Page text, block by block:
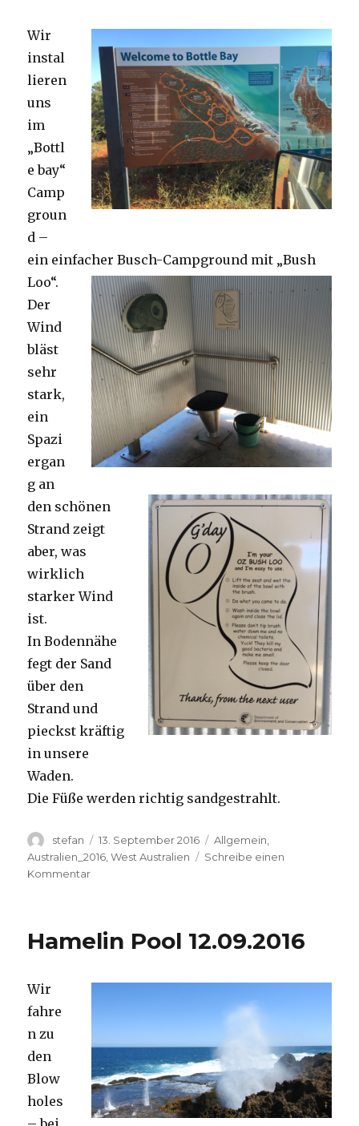
Wir
instal
lieren
uns
im
„Bottl
e bay“
Camp
groun
d –
ein einfacher Busch-Campground mit „Bush
Loo“.
Der
Wind
bläst
sehr
stark,
ein
Spazi
ergan
g an
den schönen
Strand zeigt
aber, was
wirklich
starker Wind
ist.
In Bodennähe
fegt der Sand
über den
Strand und
pieckst kräftig
in unsere
Waden.
Die Füße werden richtig sandgestrahlt.
Autor
stefan
Veröffentlicht
am
13. September 2016 Kategorien
Allgemein
Australien_2016 ,West Australien
Schreibe einen
Kommentarzu
Hamelin Pool 12.09.2016
Wir
fahre
n zu
den
Blow
holes